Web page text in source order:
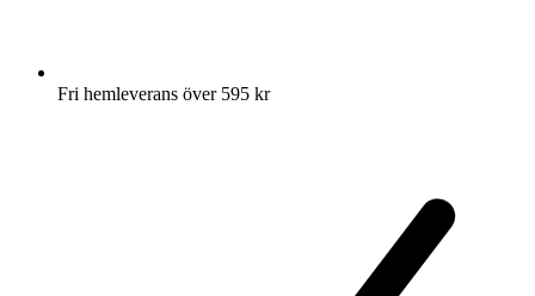
Fri hemleverans över 595 kr